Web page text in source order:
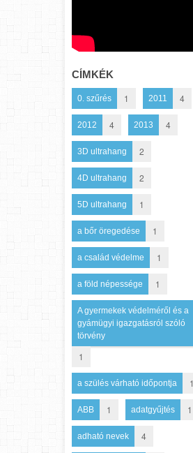
CÍMKÉK
0. szűrés 1 2011 4
2012 4 2013 4
3D ultrahang 2
4D ultrahang 2
5D ultrahang 1
a bőr öregedése 1
a család védelme 1
a föld népessége 1
A gyermekek védelméről és a
gyámügyi igazgatásról szóló
törvény
1
a szülés várható időpontja 1
ABB 1 adatgyűjtés 1
adható nevek 4